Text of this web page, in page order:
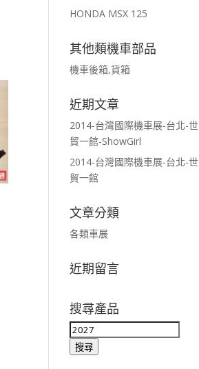
HONDA MSX 125
其他類機車部品
機車後箱,貨箱
近期文章
2014-台灣國際機車展-台北-世
貿一館-ShowGirl
2014-台灣國際機車展-台北-世
貿一館
文章分類
各類車展
近期留言
搜尋產品
搜
尋搜尋